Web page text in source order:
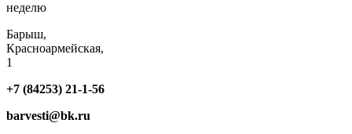
неделю
Барыш,
Красноармейская,
1
+7 (84253) 21-1-56
barvesti@bk.ru